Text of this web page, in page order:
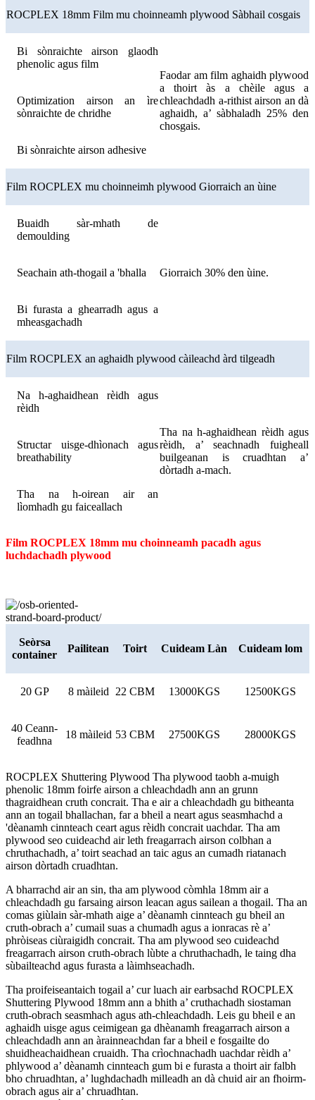
ROCPLEX 18mm Film mu choinneamh plywood Sàbhail cosgais
Bi sònraichte airson glaodh
phenolic agus film
Faodar am film aghaidh plywood
a thoirt às a chèile agus a
chleachdadh a-rithist airson an dà
aghaidh, a’ sàbhaladh 25% den
chosgais.
Optimization airson an ìre
sònraichte de chridhe
Bi sònraichte airson adhesive
Film ROCPLEX mu choinneimh plywood Giorraich an ùine
Buaidh sàr-mhath de
demoulding
Giorraich 30% den ùine.
Seachain ath-thogail a 'bhalla
Bi furasta a ghearradh agus a
mheasgachadh
Film ROCPLEX an aghaidh plywood càileachd àrd tilgeadh
Na h-aghaidhean rèidh agus
rèidh
Tha na h-aghaidhean rèidh agus
rèidh, a’ seachnadh fuigheall
builgeanan is cruadhtan a’
dòrtadh a-mach.
Structar uisge-dhìonach agus
breathability
Tha na h-oirean air an
lìomhadh gu faiceallach
Film ROCPLEX 18mm mu choinneamh pacadh agus
luchdachadh plywood
Seòrsa
container
Pailitean Toirt Cuideam Làn Cuideam lom
20 GP 8 màileid 22 CBM 13000KGS 12500KGS
40 Ceann-
feadhna
18 màileid 53 CBM 27500KGS 28000KGS
ROCPLEX Shuttering Plywood Tha plywood taobh a-muigh
phenolic 18mm foirfe airson a chleachdadh ann an grunn
thagraidhean cruth concrait. Tha e air a chleachdadh gu bitheanta
ann an togail bhallachan, far a bheil a neart agus seasmhachd a
'dèanamh cinnteach ceart agus rèidh concrait uachdar. Tha am
plywood seo cuideachd air leth freagarrach airson colbhan a
chruthachadh, a’ toirt seachad an taic agus an cumadh riatanach
airson dòrtadh cruadhtan.
A bharrachd air an sin, tha am plywood còmhla 18mm air a
chleachdadh gu farsaing airson leacan agus sailean a thogail. Tha an
comas giùlain sàr-mhath aige a’ dèanamh cinnteach gu bheil an
cruth-obrach a’ cumail suas a chumadh agus a ionracas rè a’
phròiseas ciùraigidh concrait. Tha am plywood seo cuideachd
freagarrach airson cruth-obrach lùbte a chruthachadh, le taing dha
sùbailteachd agus furasta a làimhseachadh.
Tha proifeiseantaich togail a’ cur luach air earbsachd ROCPLEX
Shuttering Plywood 18mm ann a bhith a’ cruthachadh siostaman
cruth-obrach seasmhach agus ath-chleachdadh. Leis gu bheil e an
aghaidh uisge agus ceimigean ga dhèanamh freagarrach airson a
chleachdadh ann an àrainneachdan far a bheil e fosgailte do
shuidheachaidhean cruaidh. Tha crìochnachadh uachdar rèidh a’
phlywood a’ dèanamh cinnteach gum bi e furasta a thoirt air falbh
bho chruadhtan, a’ lughdachadh milleadh an dà chuid air an fhoirm-
obrach agus air a’ chruadhtan.